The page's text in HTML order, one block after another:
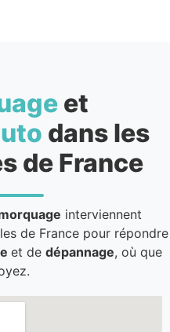
et
dans les
de France
interviennent
de France pour répondre
et de dépannage, où que